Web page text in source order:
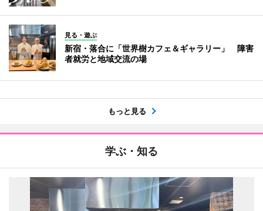
見る・遊ぶ
新宿・落合に「世界樹カフェ＆ギャラリー」 障害
者就労と地域交流の場
もっと見る
学ぶ・知る